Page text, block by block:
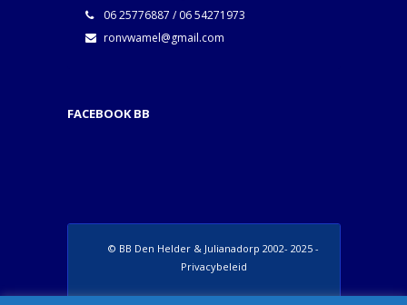
06 25776887 / 06 54271973
ronvwamel@gmail.com
FACEBOOK BB
© BB Den Helder & Julianadorp 2002- 2025 -
Privacybeleid